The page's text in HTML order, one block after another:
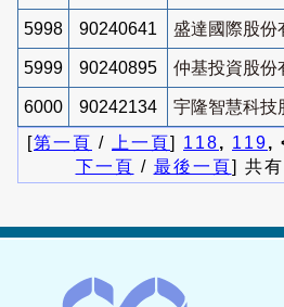
5998 90240641 盛達國際股份
5999 90240895 仲基投資股份
6000 90242134
宇隆智慧科技
[第一頁 / 上一頁] 118, 119,
下一頁 / 最後一頁] 共有